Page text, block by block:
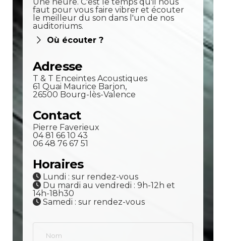
faut pour vous faire vibrer et écouter
le meilleur du son dans l'un de nos
auditoriums.
Où écouter ?
Adresse
T & T Enceintes Acoustiques
61 Quai Maurice Barjon,
26500 Bourg-lès-Valence
Contact
Pierre Faverieux
04 81 66 10 43
06 48 76 67 51
Horaires
Lundi : sur rendez-vous
Du mardi au vendredi : 9h-12h et
14h-18h30
Samedi : sur rendez-vous